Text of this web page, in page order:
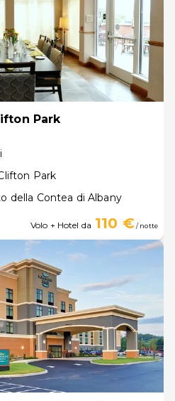
Park
Park
della Contea di Albany
Volo + Hotel da 110 €/ notte